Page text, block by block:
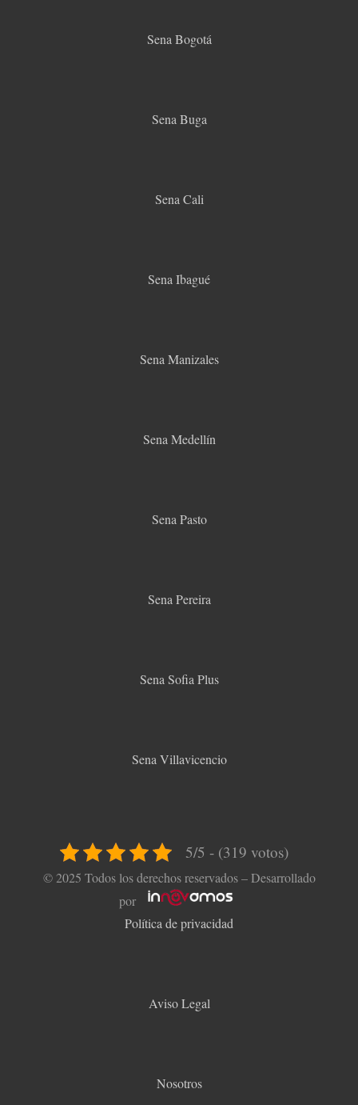
Sena Bogotá
Sena Buga
Sena Cali
Sena Ibagué
Sena Manizales
Sena Medellín
Sena Pasto
Sena Pereira
Sena Sofia Plus
Sena Villavicencio
5/5 - (319 votos)
© 2025 Todos los derechos reservados – Desarrollado
por
Política de privacidad
Aviso Legal
Nosotros